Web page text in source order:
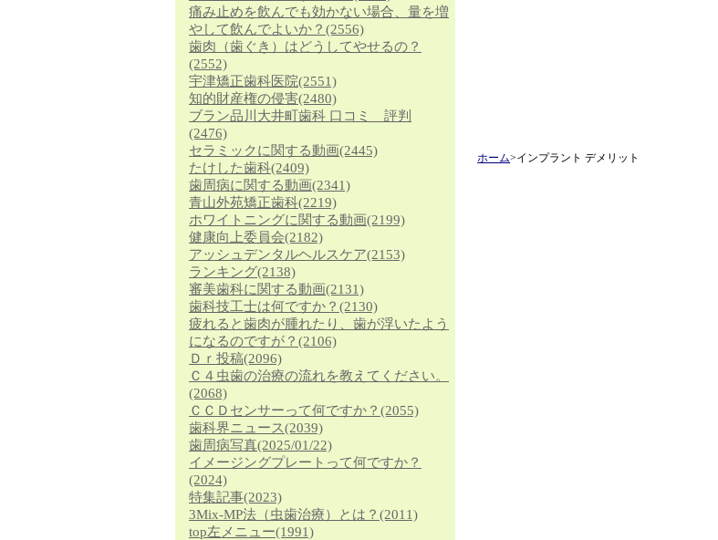
ホーム>インプラント デメリット
痛み止めを飲んでも効かない場合、量を増
やして飲んでよいか？ (2556)
歯肉（歯ぐき）はどうしてやせるの？
(2552)
宇津矯正歯科医院(2551)
知的財産権の侵害(2480)
ブラン品川大井町歯科 口コミ 評判
(2476)
セラミックに関する動画(2445)
たけした歯科(2409)
歯周病に関する動画(2341)
青山外苑矯正歯科(2219)
ホワイトニングに関する動画(2199)
健康向上委員会(2182)
アッシュデンタルヘルスケア(2153)
ランキング(2138)
審美歯科に関する動画(2131)
歯科技工士は何ですか？ (2130)
疲れると歯肉が腫れたり、歯が浮いたよう
になるのですが？ (2106)
Ｄｒ投稿(2096)
Ｃ４虫歯の治療の流れを教えてください。
(2068)
ＣＣＤセンサーって何ですか？ (2055)
歯科界ニュース(2039)
歯周病写真(2025/01/22)
イメージングプレートって何ですか？
(2024)
特集記事(2023)
3Mix-MP法（虫歯治療）とは？ (2011)
top左メニュー(1991)